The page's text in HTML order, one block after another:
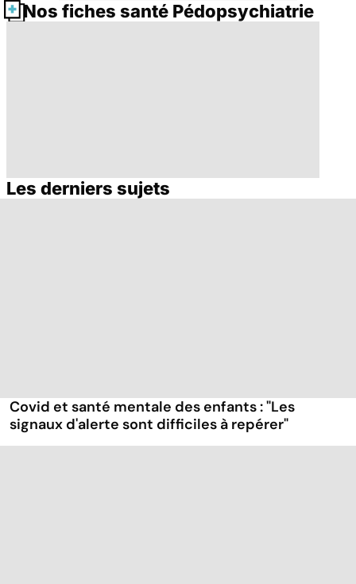
Nos fiches santé Pédopsychiatrie
Troubles
Anorexie : un
Les derniers sujets
Covid et santé mentale des enfants : "Les
signaux d'alerte sont difficiles à repérer"